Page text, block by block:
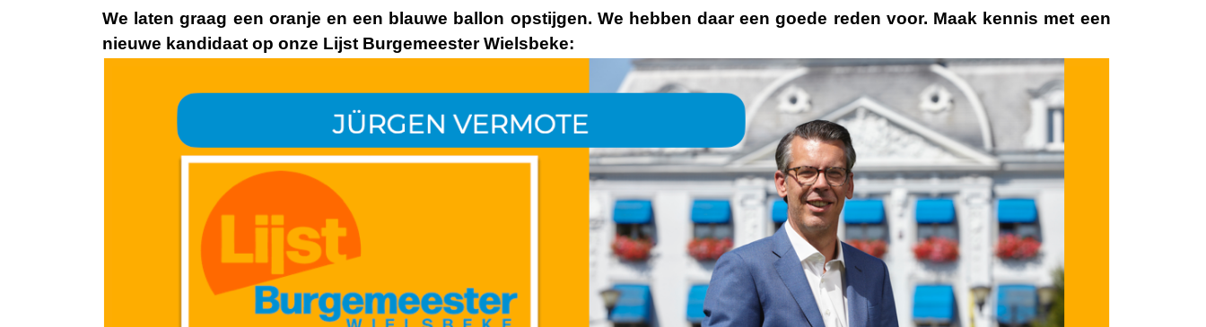
We laten graag een oranje en een blauwe ballon opstijgen. We hebben daar een goede reden voor. Maak kennis met een
nieuwe kandidaat op onze Lijst Burgemeester Wielsbeke: